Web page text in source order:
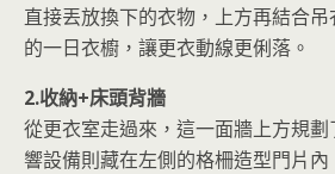
直接丟放換下的衣物，上方再結合
的一日衣櫥，讓更衣動線更俐落。
2.收納+床頭背牆
從更衣室走過來，這一面牆上方規
響設備則藏在左側的格柵造型門片